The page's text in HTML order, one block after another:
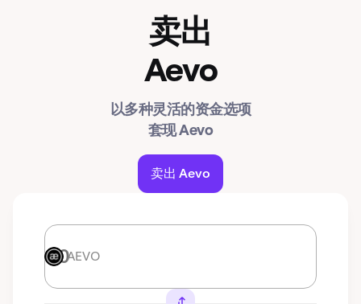
卖出
Aevo
以多种灵活的资金选项
套现 Aevo
卖出 Aevo
AEVO AEVO